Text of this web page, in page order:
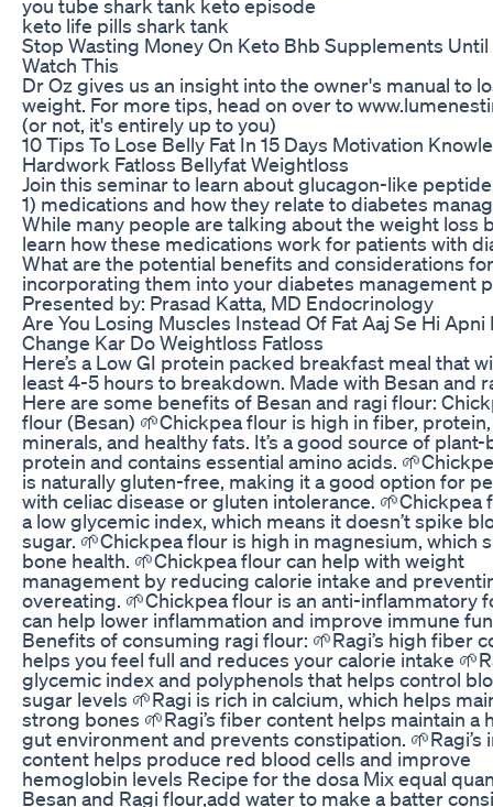
you tube shark tank keto episode
keto life pills shark tank
Stop Wasting Money On Keto Bhb Supplements Until
Watch This
Dr Oz gives us an insight into the owner's manual to
weight. For more tips, head on over to
(or not, it's entirely up to you)
10 Tips To Lose Belly Fat In 15 Days Motivation
Hardwork Fatloss Bellyfat Weightloss
Join this seminar to learn about glucagon-like peptide
1) medications and how they relate to diabetes
While many people are talking about the weight loss
learn how these medications work for patients with
What are the potential benefits and considerations for
incorporating them into your diabetes management
Presented by: Prasad Katta, MD Endocrinology
Are You Losing Muscles Instead Of Fat Aaj Se Hi Apni
Change Kar Do Weightloss Fatloss
Here’s a Low GI protein packed breakfast meal that
least 4-5 hours to breakdown. Made with Besan and
Here are some benefits of Besan and ragi flour:
flour (Besan) 🌱Chickpea flour is high in fiber, protein,
minerals, and healthy fats. It’s a good source of plant-
protein and contains essential amino acids.
is naturally gluten-free, making it a good option for
with celiac disease or gluten intolerance. 🌱Chickpea
a low glycemic index, which means it doesn’t spike
sugar. 🌱Chickpea flour is high in magnesium, which
bone health. 🌱Chickpea flour can help with weight
management by reducing calorie intake and
overeating. 🌱Chickpea flour is an anti-inflammatory
can help lower inflammation and improve immune
Benefits of consuming ragi flour: 🌱Ragi’s high fiber
helps you feel full and reduces your calorie intake
glycemic index and polyphenols that helps control
sugar levels 🌱Ragi is rich in calcium, which helps
strong bones 🌱Ragi’s fiber content helps maintain a
gut environment and prevents constipation. 🌱Ragi’s
content helps produce red blood cells and improve
hemoglobin levels Recipe for the dosa Mix equal
Besan and Ragi flour,add water to make a batter